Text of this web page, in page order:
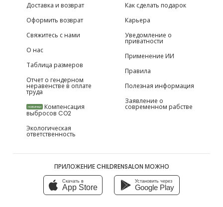
Доставка и возврат
Оформить возврат
Свяжитесь с нами
О нас
Таблица размеров
Отчет о гендерном
неравенстве в оплате
труда
НОВИНКИ Компенсация
выбросов CO2
Экологическая
ответственность
Как сделать подарок
Карьера
Уведомление о
приватности
Применение ИИ
Правила
Полезная информация
Заявление о
современном рабстве
ПРИЛОЖЕНИЕ CHILDRENSALON МОЖНО
Скачать в
App Store
Установить через
Google Play